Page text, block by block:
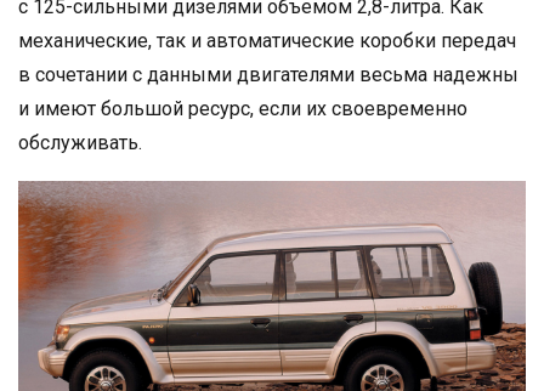
с 125-сильными дизелями объемом 2,8-литра. Как
механические, так и автоматические коробки передач
в сочетании с данными двигателями весьма надежны
и имеют большой ресурс, если их своевременно
обслуживать.